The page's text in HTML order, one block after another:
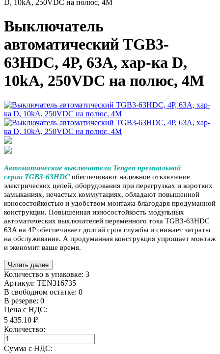
D, 10kA, 250VDC на полюс, 4M
Выключатель
автоматический TGB3-
63HDC, 4P, 63A, хар-ка D,
10kA, 250VDC на полюс, 4M
Автоматические выключатели Tengen премиальной
серии TGB3-63HDC обеспечивают надежное отключение
электрических цепей, оборудования при перегрузках и коротких
замыканиях, нечастых коммутациях, обладают повышенной
износостойкостью и удобством монтажа благодаря продуманной
конструкции. Повышенная износостойкость модульных
автоматических выключателей переменного тока TGB3-63HDC
63A на 4P обеспечивает долгий срок службы и снижает затраты
на обслуживание. А продуманная конструкция упрощает монтаж
и экономит ваше время.
Читать далее
Количество в упаковке: 3
Артикул: TEN316735
В свободном остатке: 0
В резерве: 0
Цена с НДС:
5 435.10 ₽
Количество:
Сумма с НДС: